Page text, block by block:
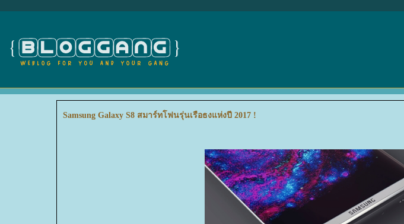
Samsung Galaxy S8 สมาร์ทโฟนรุ่นเรือธงแห่งปี 2017 !